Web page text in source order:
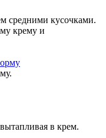
средними кусочками.
крему и
в крем.